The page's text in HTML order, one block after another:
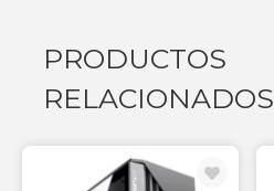
PRODUCTOS
RELACIONADOS